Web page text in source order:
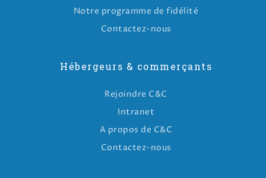
Notre programme de fidélité
Contactez-nous
Hébergeurs & commerçants
Rejoindre C&C
Intranet
A propos de C&C
Contactez-nous